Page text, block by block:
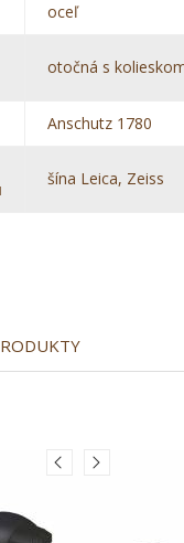
oceľ
otočná s
Anschutz 1780
šína Leica, Zeiss